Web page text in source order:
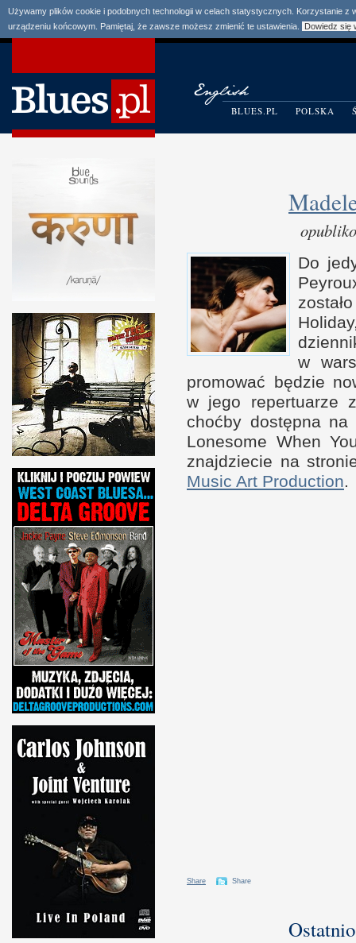
Używamy plików cookie i podobnych technologii w celach statystycznych. Korzystanie
urządzeniu końcowym. Pamiętaj, że zawsze możesz zmienić te ustawienia.
Dowiedz się
BLUES.PL POLSKA
Do
w w
promować będzie
w jego repertuarze
choćby dostępna na
Lonesome When
znajdziecie na
Music Art Production
Share Share